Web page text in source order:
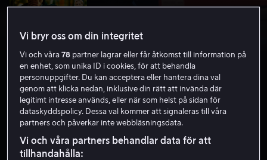
Noll tolerans
6.5 Thriller Action 1999 1 h 44 min
HD
Vi bryr oss om din integritet
Vi och våra78 partner lagrar eller får åtkomst till information på
en enhet, som unika ID i cookies, för att behandla
personuppgifter. Du kan acceptera eller hantera dina val
genom att klicka nedan, inklusive din rätt att invända där
legitimt intresse används, eller när som helst på sidan för
dataskyddspolicy. Dessa val kommer att signaleras till våra
partners och påverkar inte webbläsningsdata.
Vi och våra partners behandlar data för att
tillhandahålla: